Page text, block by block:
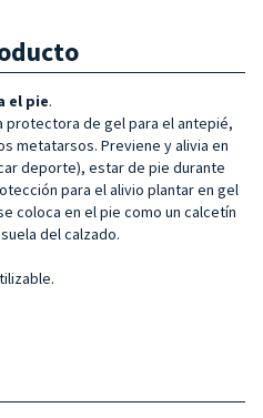
el pie.
protectora de gel para el antepié,
metatarsos. Previene y alivia en
deporte), estar de pie durante
para el alivio plantar en gel
coloca en el pie como un calcetín
del calzado.